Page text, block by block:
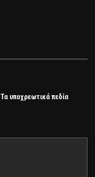
Τα υποχρεωτικά πεδία